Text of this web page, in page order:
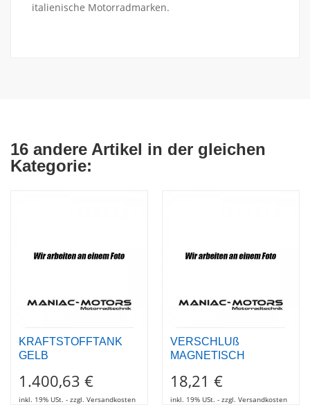
italienische Motorradmarken.
16 andere Artikel in der gleichen
Kategorie:
KRAFTSTOFFTANK
GELB
1.400,63 €
inkl. 19% USt. - zzgl. Versandkosten
VERSCHLUß
MAGNETISCH
18,21 €
inkl. 19% USt. - zzgl. Versandkosten